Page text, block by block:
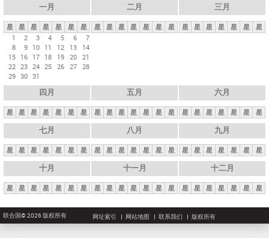
一月
星 星 星 星 星 星
星
1
2 3 4 5 6
7
8
9 10 11 12 13
14
15 16 17 18 19 20 21
22 23 24 25 26 27 28
29 30 31
二月
星 星 星 星 星 星 星
三月
星 星 星 星 星 星 星
四月
星 星 星 星 星 星 星
五月
星 星 星 星 星 星 星
六月
星 星 星 星 星 星 星
七月
星 星 星 星 星 星 星
八月
星 星 星 星 星 星 星
九月
星 星 星 星 星 星 星
十月
星 星 星 星 星 星 星
十一月
星 星 星 星 星 星 星
十二月
星 星 星 星 星 星 星
联合国© 2026 版权所有 网址索引 网站地图 联系我们 版权所有